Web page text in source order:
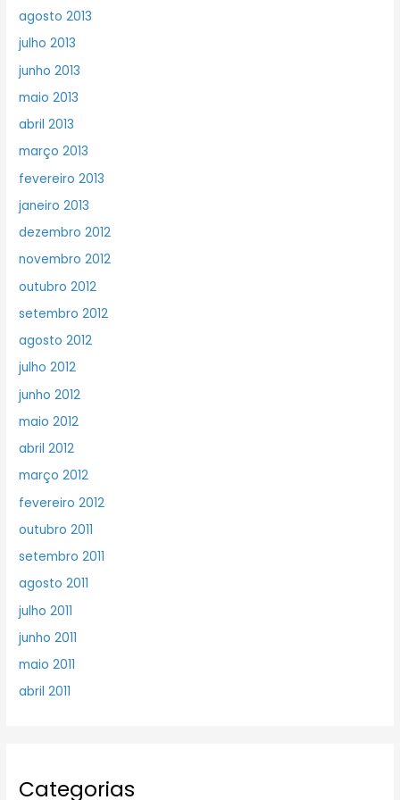
agosto 2013
julho 2013
junho 2013
maio 2013
abril 2013
março 2013
fevereiro 2013
janeiro 2013
dezembro 2012
novembro 2012
outubro 2012
setembro 2012
agosto 2012
julho 2012
junho 2012
maio 2012
abril 2012
março 2012
fevereiro 2012
outubro 2011
setembro 2011
agosto 2011
julho 2011
junho 2011
maio 2011
abril 2011
Categorias